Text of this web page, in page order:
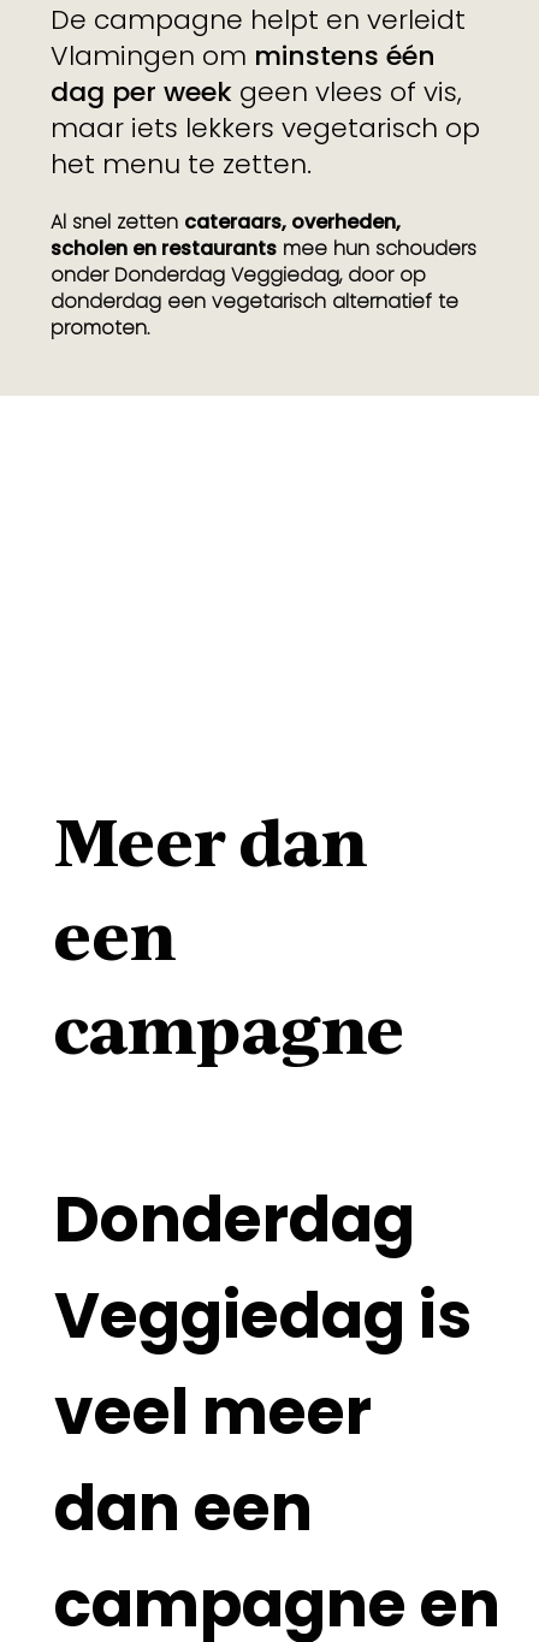
De campagne helpt en verleidt
Vlamingen om minstens één
dag per week geen vlees of vis,
maar iets lekkers vegetarisch op
het menu te zetten.
Al snel zetten cateraars, overheden,
scholen en restaurants mee hun schouders
onder Donderdag Veggiedag, door op
donderdag een vegetarisch alternatief te
promoten.
Meer dan
een
campagne
Donderdag
Veggiedag is
veel meer
dan een
campagne en